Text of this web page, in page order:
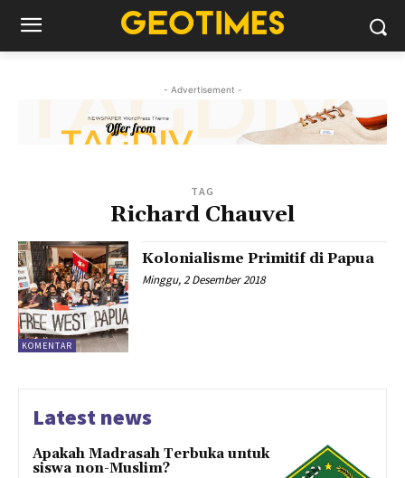
- Advertisement -
TAG
Richard Chauvel
KOMENTAR
Kolonialisme Primitif di Papua
Minggu, 2 Desember 2018
Latest news
Apakah Madrasah Terbuka untuk
siswa non-Muslim?